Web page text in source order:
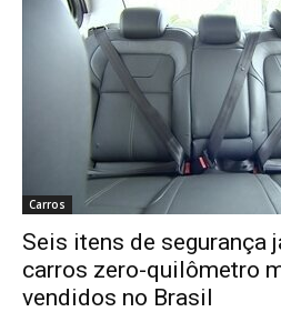
Carros
Seis itens de segurança
carros zero-quilômetro
vendidos no Brasil